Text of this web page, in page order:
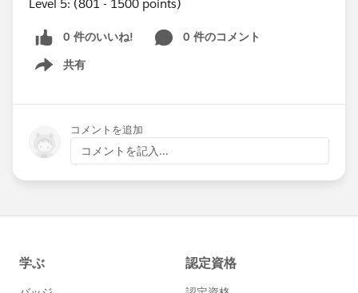
Level 5: (801 - 1500 points)
0 件のいいね!
0 件のコメント
共有
Show menu
コメントを追加
コメントを記入...